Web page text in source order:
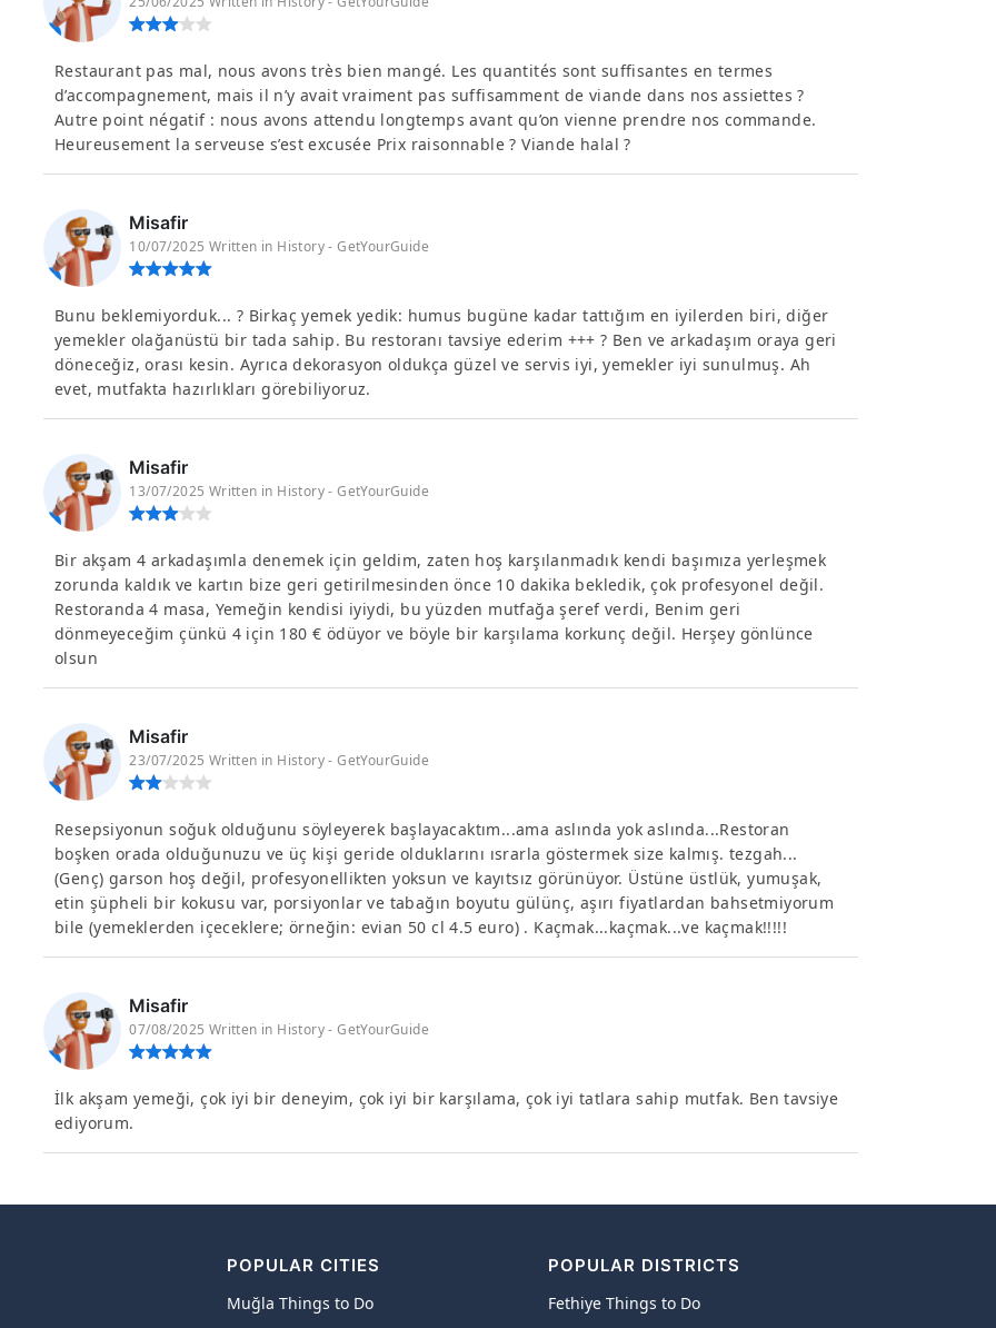
Restaurant pas mal, nous avons très bien mangé. Les quantités sont suffisantes en termes
d’accompagnement, mais il n’y avait vraiment pas suffisamment de viande dans nos assiettes ?
Autre point négatif : nous avons attendu longtemps avant qu’on vienne prendre nos commande.
Heureusement la serveuse s’est excusée Prix raisonnable ? Viande halal ?
Misafir
10/07/2025 Written in History - GetYourGuide
Bunu beklemiyorduk... ? Birkaç yemek yedik: humus bugüne kadar tattığım en iyilerden biri, diğer
yemekler olağanüstü bir tada sahip. Bu restoranı tavsiye ederim +++ ? Ben ve arkadaşım oraya geri
döneceğiz, orası kesin. Ayrıca dekorasyon oldukça güzel ve servis iyi, yemekler iyi sunulmuş. Ah
evet, mutfakta hazırlıkları görebiliyoruz.
Misafir
13/07/2025 Written in History - GetYourGuide
Bir akşam 4 arkadaşımla denemek için geldim, zaten hoş karşılanmadık kendi başımıza yerleşmek
zorunda kaldık ve kartın bize geri getirilmesinden önce 10 dakika bekledik, çok profesyonel değil.
Restoranda 4 masa, Yemeğin kendisi iyiydi, bu yüzden mutfağa şeref verdi, Benim geri
dönmeyeceğim çünkü 4 için 180 € ödüyor ve böyle bir karşılama korkunç değil. Herşey gönlünce
olsun
Misafir
23/07/2025 Written in History - GetYourGuide
Resepsiyonun soğuk olduğunu söyleyerek başlayacaktım...ama aslında yok aslında...Restoran
boşken orada olduğunuzu ve üç kişi geride olduklarını ısrarla göstermek size kalmış. tezgah...
(Genç) garson hoş değil, profesyonellikten yoksun ve kayıtsız görünüyor. Üstüne üstlük, yumuşak,
etin şüpheli bir kokusu var, porsiyonlar ve tabağın boyutu gülünç, aşırı fiyatlardan bahsetmiyorum
bile (yemeklerden içeceklere; örneğin: evian 50 cl 4.5 euro) . Kaçmak...kaçmak...ve kaçmak!!!!!
Misafir
07/08/2025 Written in History - GetYourGuide
İlk akşam yemeği, çok iyi bir deneyim, çok iyi bir karşılama, çok iyi tatlara sahip mutfak. Ben tavsiye
ediyorum.
POPULAR CITIES
Muğla Things to Do
POPULAR DISTRICTS
Fethiye Things to Do